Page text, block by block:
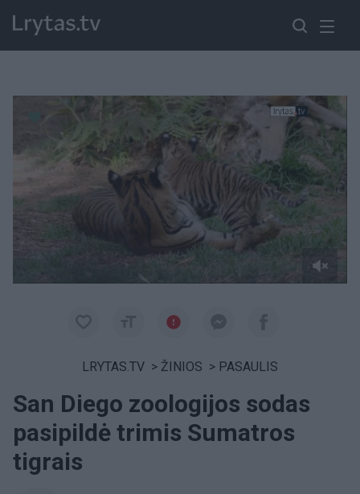
LRYTAS.TV > ŽINIOS > PASAULIS
San Diego zoologijos sodas
pasipildė trimis Sumatros
tigrais